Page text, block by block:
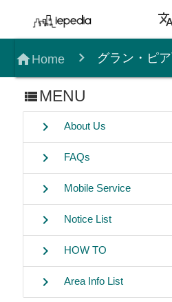
translate
homeHome グラン・ピ
view_list MENU
chevron_right About Us
chevron_right FAQs
chevron_right Mobile Service
chevron_right Notice List
chevron_right HOW TO
chevron_right Area Info List